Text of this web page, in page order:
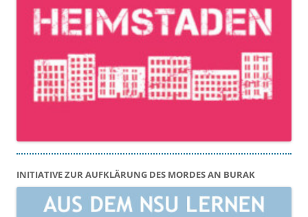
INITIATIVE ZUR AUFKLÄRUNG DES MORDES AN BURAK